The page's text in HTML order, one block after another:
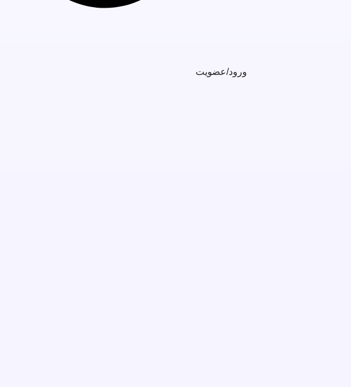
ورود/عضویت